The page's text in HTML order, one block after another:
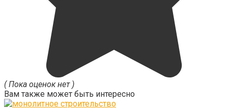
( Пока оценок нет )
Вам также может быть интересно